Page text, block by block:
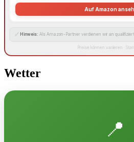
Auf Amazon
🔗 Hinweis: Als Amazon-Partner verdienen wir an
Preise können variieren ·
Wetter
📍